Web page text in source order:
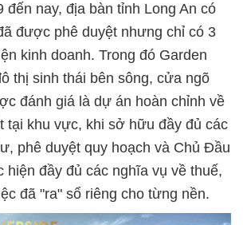
đến nay, địa bàn tỉnh Long An có
được phê duyệt nhưng chỉ có 3
kinh doanh. Trong đó Garden
thị sinh thái bên sông, cửa ngõ
đánh giá là dự án hoàn chỉnh về
tại khu vực, khi sở hữu đầy đủ các
phê duyệt quy hoạch và Chủ Đầu
hiện đầy đủ các nghĩa vụ về thuế,
đã "ra" sổ riêng cho từng nền.